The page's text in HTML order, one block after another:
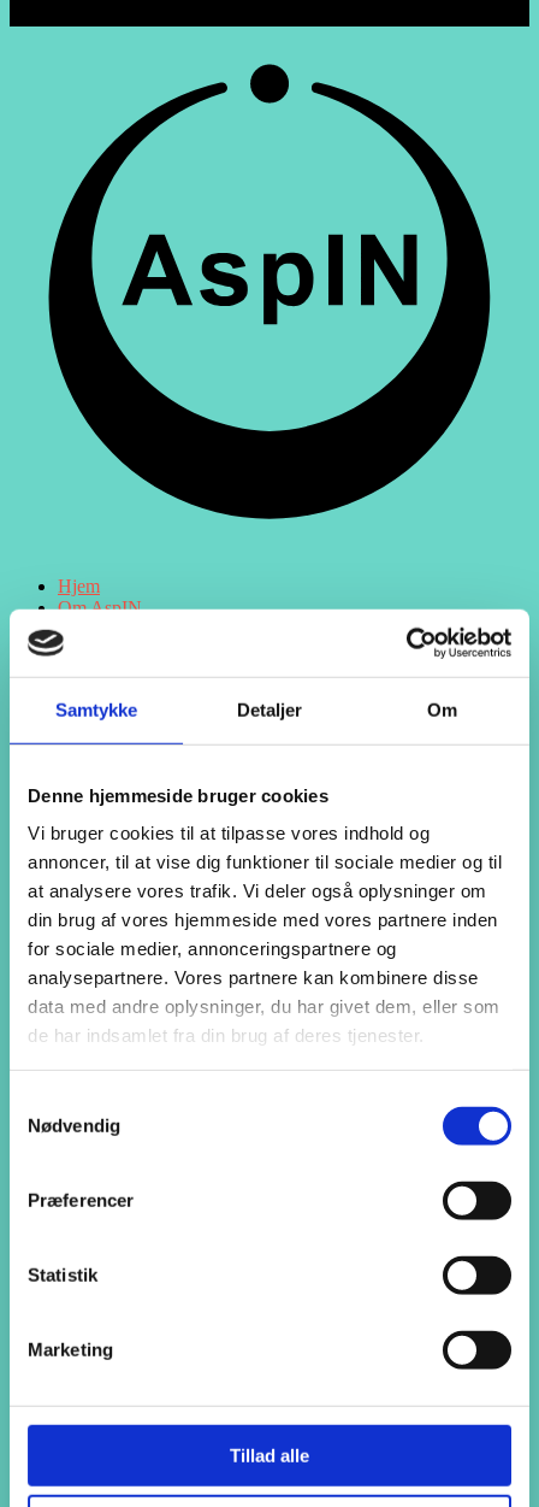
Samtykke Detaljer Om
Denne hjemmeside bruger cookies
Vi bruger cookies til at tilpasse vores indhold og
annoncer, til at vise dig funktioner til sociale medier og til
at analysere vores trafik. Vi deler også oplysninger om
din brug af vores hjemmeside med vores partnere inden
for sociale medier, annonceringspartnere og
analysepartnere. Vores partnere kan kombinere disse
data med andre oplysninger, du har givet dem, eller som
de har indsamlet fra din brug af deres tjenester.
Nødvendig
Præferencer
Statistik
Marketing
Tillad alle
Hjem
Om AspIN
Værdigrundlag
Forudsætninger
Læringsmiljø
Ledige jobs hos AspIN
Uddannelsen
Uddannelsen
Dit videre studium
Kommunikation og formidling
Praktik
Samfundsforståelse
Sociale aktiviteter
Formål
Formål
Målsætning
Lovgrundlag
Informationsmøder
Hverdagen